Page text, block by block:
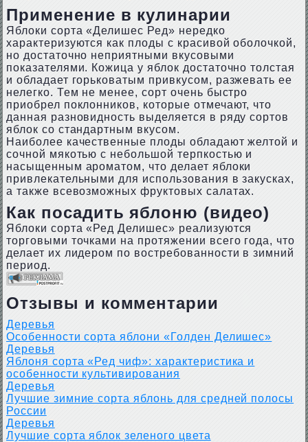
Применение в кулинарии
Яблоки сорта «Делишес Ред» нередко
характеризуются как плоды с красивой оболочкой,
но достаточно неприятными вкусовыми
показателями. Кожица у яблок достаточно толстая
и обладает горьковатым привкусом, разжевать ее
нелегко. Тем не менее, сорт очень быстро
приобрел поклонников, которые отмечают, что
данная разновидность выделяется в ряду сортов
яблок со стандартным вкусом.
Наиболее качественные плоды обладают желтой и
сочной мякотью с небольшой терпкостью и
насыщенным ароматом, что делает яблоки
привлекательными для использования в закусках,
а также всевозможных фруктовых салатах.
Как посадить яблоню (видео)
Яблоки сорта «Ред Делишес» реализуются
торговыми точками на протяжении всего года, что
делает их лидером по востребованности в зимний
период.
Отзывы и комментарии
Деревья
Особенности сорта яблони «Голден Делишес»
Деревья
Яблоня сорта «Ред чиф»: характеристика и
особенности культивирования
Деревья
Лучшие зимние сорта яблонь для средней полосы
России
Деревья
Лучшие сорта яблок зеленого цвета